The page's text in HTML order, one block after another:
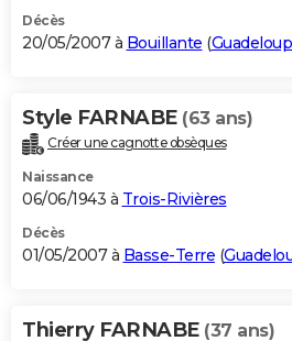
Décès
20/05/2007 à Bouillante (
Style FARNABE (63 ans)
Créer une cagnotte obsèques
Naissance
06/06/1943 à Trois-Rivières
Décès
01/05/2007 à Basse-Terre (
Thierry FARNABE (37 ans)